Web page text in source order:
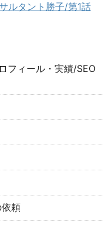
ルタント勝子/第1話
フィール・実績/SEO
頼